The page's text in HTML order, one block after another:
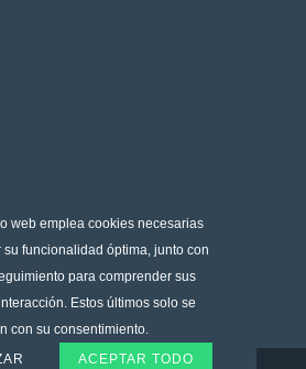
web emplea cookies necesarias
funcionalidad óptima, junto con
para comprender sus
Estos últimos solo se
con su consentimiento.
ACEPTAR TODO